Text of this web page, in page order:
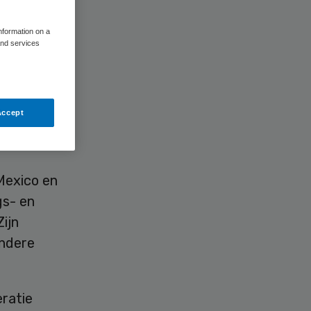
van
1 juli
en
en
on a
services